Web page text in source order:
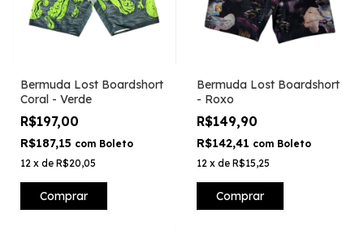
Bermuda Lost Boardshort
Coral - Verde
R$197,00
R$187,15 com Boleto
12 x de R$20,05
Comprar
Bermuda Lost Boardshort
- Roxo
R$149,90
R$142,41 com Boleto
12 x de R$15,25
Comprar